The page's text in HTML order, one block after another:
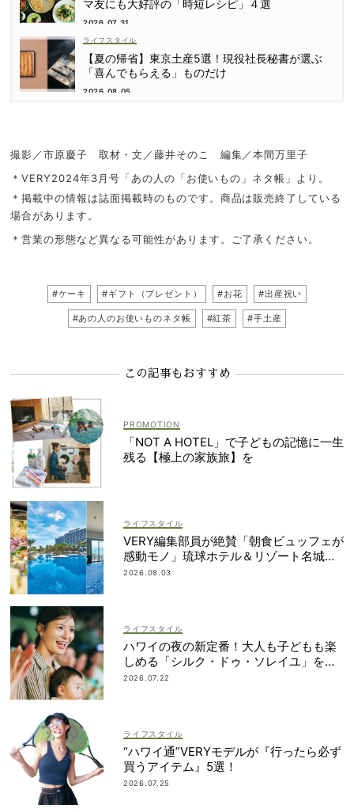
マ友にも大好評の「時短レシピ」４選
2026.07.31
ライフスタイル
【夏の帰省】東京土産5選！現役社長秘書が選ぶ
「喜んでもらえる」ものだけ
2026.08.05
撮影／市原慶子 取材・文／藤井そのこ 編集／本間万里子
＊VERY2024年3月号「あの人の「お使いもの」ネタ帳」より。
＊掲載中の情報は誌面掲載時のものです。商品は販売終了している
場合があります。
＊営業の形態など異なる可能性があります。ご了承ください。
#ケーキ #ギフト（プレゼント） #お花 #出産祝い
#あの人のお使いものネタ帳 #紅茶 #手土産
この記事もおすすめ
「NOT A HOTEL」で子どもの記憶に一生
残る【極上の家族旅】を
ライフスタイル
VERY編集部員が絶賛「朝食ビュッフェが
感動モノ」琉球ホテル＆リゾート名城ビ
ーチは雨でも遊び尽くせる！
2026.08.03
ライフスタイル
ハワイの夜の新定番！大人も子どもも楽
しめる「シルク・ドゥ・ソレイユ」を体
験
2026.07.22
ライフスタイル
“ハワイ通”VERYモデルが『行ったら必ず
買うアイテム』5選！
2026.07.25